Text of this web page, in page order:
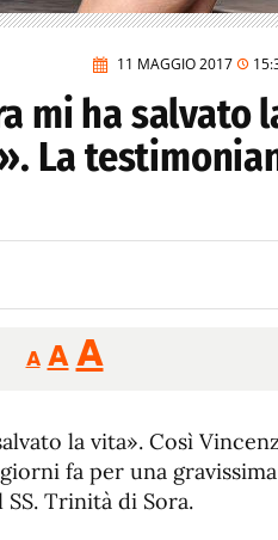
11 MAGGIO 2017
mi ha salvato
La
A
Reducir
tamaño
A Restablecer
tamaño
de
fuente
AAumentar
de
fuente.
la vita». Così
fa per una gravissima
Trinità di Sora.